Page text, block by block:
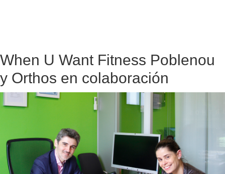
When U Want Fitness Poblenou
y Orthos en colaboración